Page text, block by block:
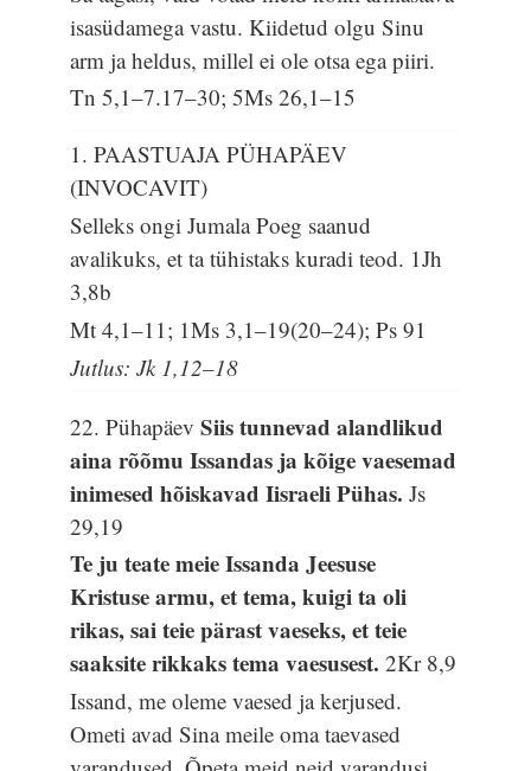
isasüdamega vastu. Kiidetud olgu Sinu
arm ja heldus, millel ei ole otsa ega piiri.
Tn 5,1–7.17–30; 5Ms 26,1–15
1. PAASTUAJA PÜHAPÄEV
(INVOCAVIT)
Selleks ongi Jumala Poeg saanud
avalikuks, et ta tühistaks kuradi teod. 1Jh
3,8b
Mt 4,1–11; 1Ms 3,1–19(20–24); Ps 91
Jutlus: Jk 1,12–18
22. PühapäevSiis tunnevad alandlikud
aina rõõmu Issandas ja kõige vaesemad
inimesed hõiskavad Iisraeli Pühas.Js
29,19
Te ju teate meie Issanda Jeesuse
Kristuse armu, et tema, kuigi ta oli
rikas, sai teie pärast vaeseks, et teie
saaksite rikkaks tema vaesusest.2Kr 8,9
Issand, me oleme vaesed ja kerjused.
Ometi avad Sina meile oma taevased